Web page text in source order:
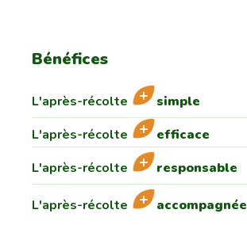
Bénéfices
L'après-récolte
simple
L'après-récolte
efficace
L'après-récolte
responsable
L'après-récolte accompagnée